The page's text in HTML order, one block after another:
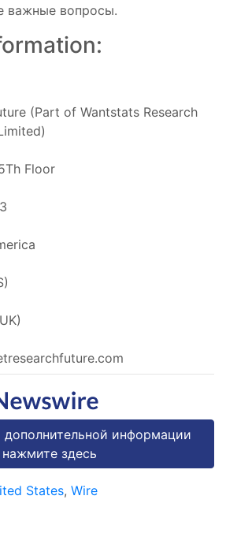
важные вопросы.
(Part of Wantstats Research
Floor
дополнительной информации
нажмите здесь
States, Wire